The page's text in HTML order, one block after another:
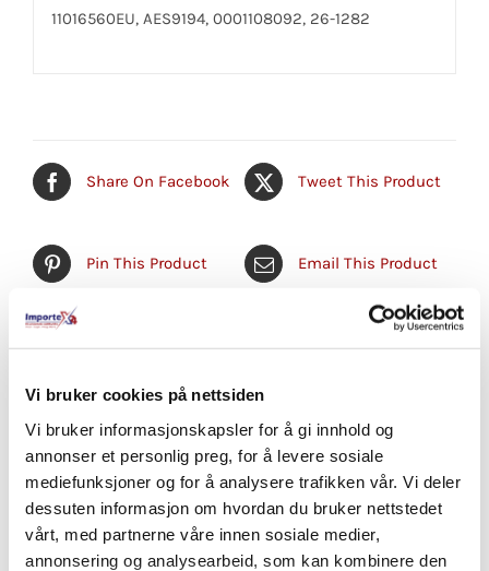
Vi bruker cookies på nettsiden
Vi bruker informasjonskapsler for å gi innhold og
annonser et personlig preg, for å levere sosiale
mediefunksjoner og for å analysere trafikken vår. Vi deler
dessuten informasjon om hvordan du bruker nettstedet
vårt, med partnerne våre innen sosiale medier,
annonsering og analysearbeid, som kan kombinere den
11016560EU, AES9194, 0001108092, 26-1282
Share On Facebook Tweet This Product
Pin This Product Email This Product
Relaterte produkter